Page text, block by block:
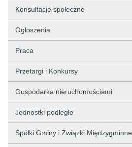
Konsultacje społeczne
Ogłoszenia
Praca
Przetargi i Konkursy
Gospodarka nieruchomościami
Jednostki podległe
Spółki Gminy i Związki Międzygminne